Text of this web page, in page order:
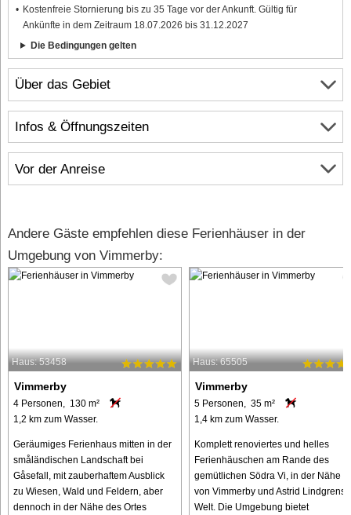
Über das Gebiet
Infos & Öffnungszeiten
Vor der Anreise
Kostenfreie Stornierung bis zu 35 Tage vor der Ankunft. Gültig für
Ankünfte in dem Zeitraum 18.07.2026 bis 31.12.2027
Die Bedingungen gelten
Andere Gäste empfehlen diese Ferienhäuser in der
Umgebung von Vimmerby:
Haus: 53458
Vimmerby
4 Personen, 130 m²
1,2 km zum Wasser.
Geräumiges Ferienhaus mitten in der
småländischen Landschaft bei
Gåsefall, mit zauberhaftem Ausblick
zu Wiesen, Wald und Feldern, aber
dennoch in der Nähe des Ortes
Haus: 65505
Vimmerby
5 Personen, 35 m²
1,4 km zum Wasser.
Komplett renoviertes und helles
Ferienhäuschen am Rande des
gemütlichen Södra Vi, in der Nähe
von Vimmerby und Astrid Lindgrens
Welt. Die Umgebung bietet